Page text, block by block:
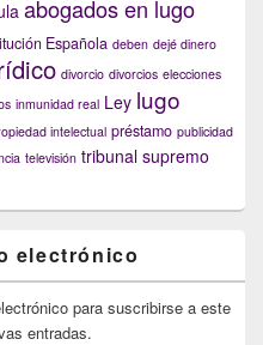
abogados en lugo
Española deben dejé dinero
divorcio divorcios elecciones
inmunidad real Ley lugo
intelectual préstamo publicidad
televisión tribunal supremo
electrónico
para suscribirse a este
entradas.